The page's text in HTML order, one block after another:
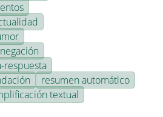
respuesta
resumen automático
textual